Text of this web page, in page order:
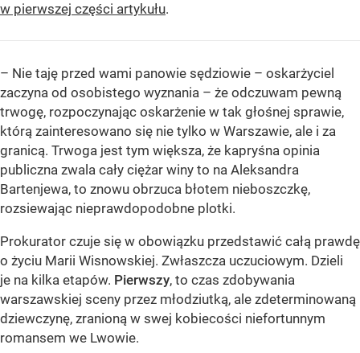
w pierwszej części artykułu.
– Nie taję przed wami panowie sędziowie – oskarżyciel
zaczyna od osobistego wyznania – że odczuwam pewną
trwogę, rozpoczynając oskarżenie w tak głośnej sprawie,
którą zainteresowano się nie tylko w Warszawie, ale i za
granicą. Trwoga jest tym większa, że kapryśna opinia
publiczna zwala cały ciężar winy to na Aleksandra
Bartenjewa, to znowu obrzuca błotem nieboszczkę,
rozsiewając nieprawdopodobne plotki.
Prokurator czuje się w obowiązku przedstawić całą prawdę
o życiu Marii Wisnowskiej. Zwłaszcza uczuciowym. Dzieli
je na kilka etapów. Pierwszy, to czas zdobywania
warszawskiej sceny przez młodziutką, ale zdeterminowaną
dziewczynę, zranioną w swej kobiecości niefortunnym
romansem we Lwowie.